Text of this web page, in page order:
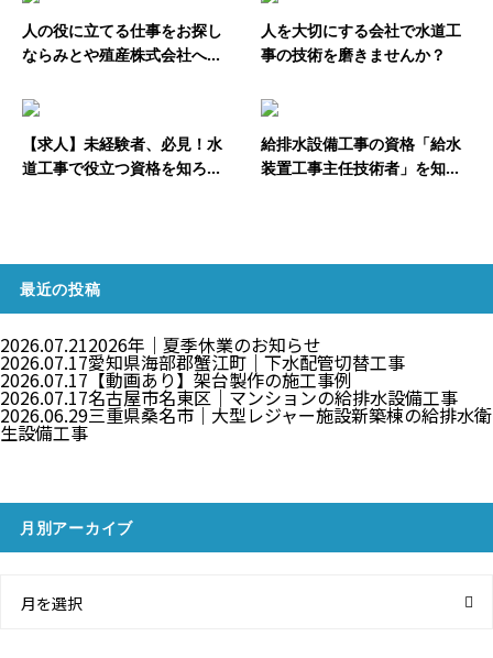
人の役に立てる仕事をお探し
ならみとや殖産株式会社へ...
人を大切にする会社で水道工
事の技術を磨きませんか？
【求人】未経験者、必見！水
道工事で役立つ資格を知ろ...
給排水設備工事の資格「給水
装置工事主任技術者」を知...
最近の投稿
2026.07.212026年｜夏季休業のお知らせ
2026.07.17愛知県海部郡蟹江町｜下水配管切替工事
2026.07.17【動画あり】架台製作の施工事例
2026.07.17名古屋市名東区｜マンションの給排水設備工事
2026.06.29三重県桑名市｜大型レジャー施設新築棟の給排水衛
生設備工事
月別アーカイブ
月を選択